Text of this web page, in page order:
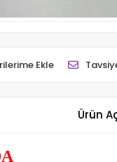
Ekle
Ürün